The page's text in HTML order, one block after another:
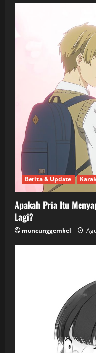
Berita & Update
Apakah Pria Itu
Lagi?
muncunggembel